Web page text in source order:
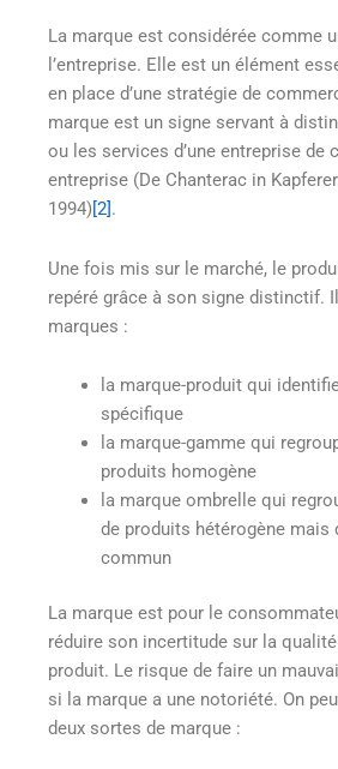
La marque est considérée comme
l’entreprise. Elle est un élément
en place d’une stratégie de
marque est un signe servant à
ou les services d’une entreprise de
entreprise (De Chanterac in
1994)[2].
Une fois mis sur le marché, le
repéré grâce à son signe distinctif.
marques :
la marque-produit qui
spécifique
la marque-gamme qui
produits homogène
la marque ombrelle qui
de produits hétérogène mais
commun
La marque est pour le
réduire son incertitude sur la qualité
produit. Le risque de faire un
si la marque a une notoriété. On
deux sortes de marque :